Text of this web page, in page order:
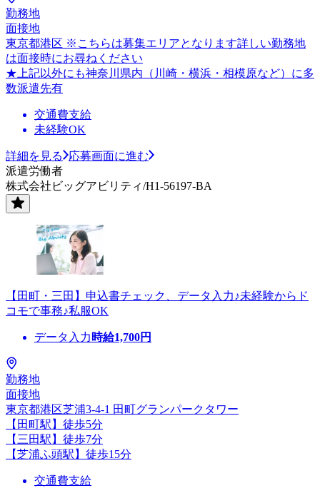
勤務地
面接地
東京都港区 ※こちらは募集エリアとなります詳しい勤務地
は面接時にお尋ねください
★上記以外にも神奈川県内（川崎・横浜・相模原など）に多
数派遣先有
交通費支給
未経験OK
詳細を見る
応募画面に進む
派遣労働者
株式会社ビッグアビリティ/H1-56197-BA
【田町・三田】申込書チェック、データ入力♪未経験からド
コモで事務♪私服OK
データ入力 時給1,700円
勤務地
面接地
東京都港区芝浦3-4-1 田町グランパークタワー
【田町駅】徒歩5分
【三田駅】徒歩7分
【芝浦ふ頭駅】徒歩15分
交通費支給